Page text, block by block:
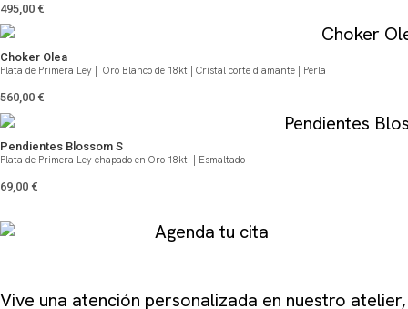
495,00 €
Choker Olea
Plata de Primera Ley | Oro Blanco de 18kt | Cristal corte diamante | Perla
560,00 €
Pendientes Blossom S
Plata de Primera Ley chapado en Oro 18kt. | Esmaltado
69,00 €
Vive una atención personalizada en nuestro atelier,